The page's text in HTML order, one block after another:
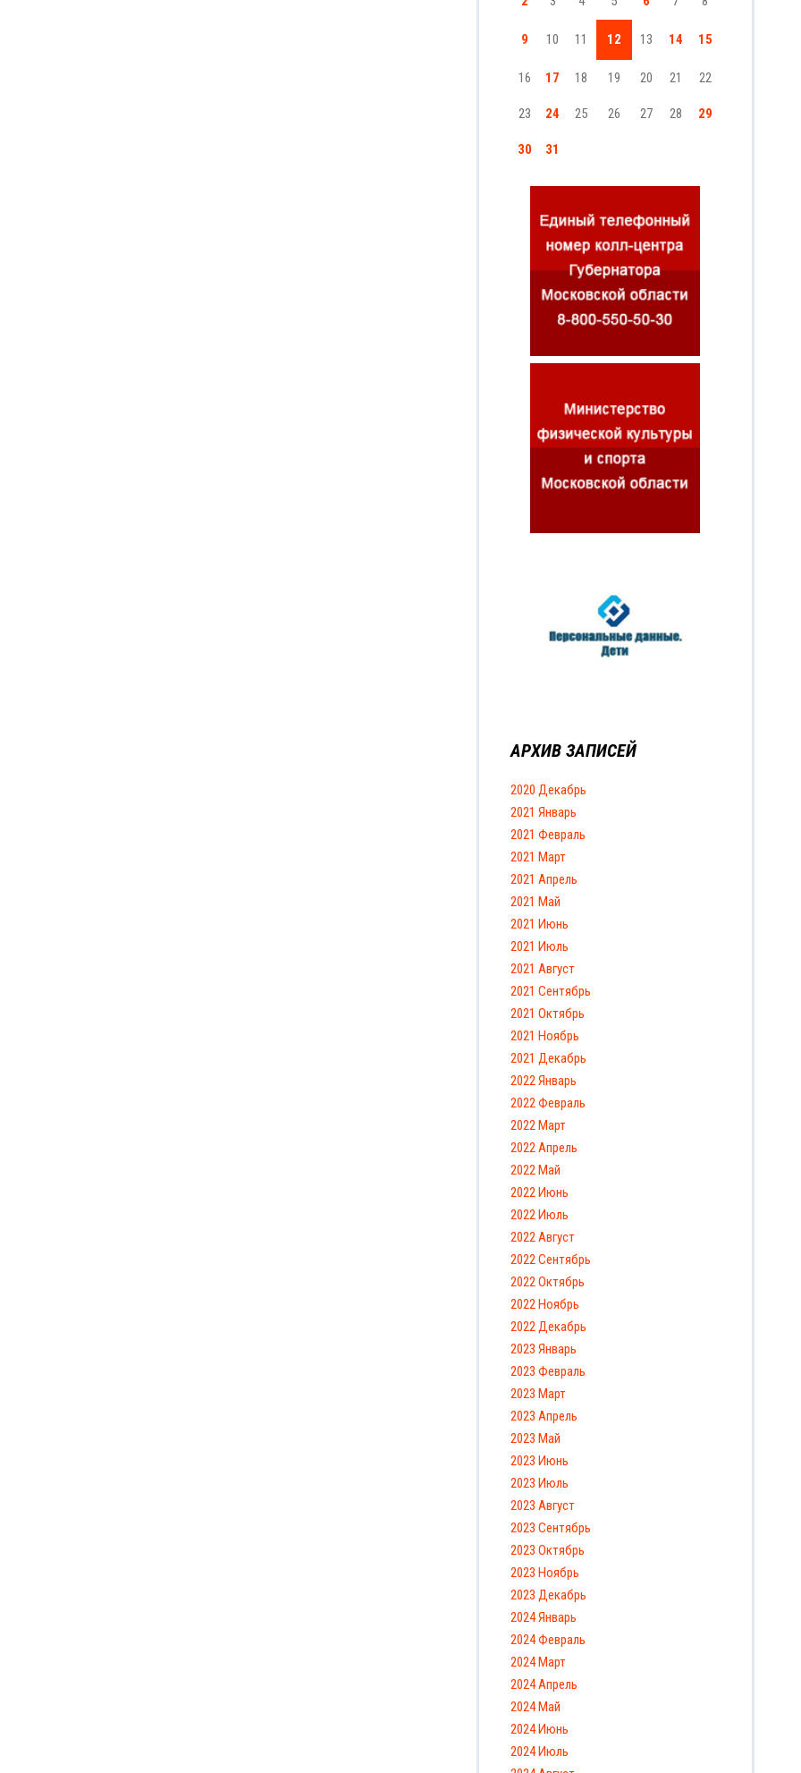
9 10 11 12 13 14 15
16 17 18 19 20 21 22
23 24 25 26 27 28 29
30 31
АРХИВ ЗАПИСЕЙ
2020 Декабрь
2021 Январь
2021 Февраль
2021 Март
2021 Апрель
2021 Май
2021 Июнь
2021 Июль
2021 Август
2021 Сентябрь
2021 Октябрь
2021 Ноябрь
2021 Декабрь
2022 Январь
2022 Февраль
2022 Март
2022 Апрель
2022 Май
2022 Июнь
2022 Июль
2022 Август
2022 Сентябрь
2022 Октябрь
2022 Ноябрь
2022 Декабрь
2023 Январь
2023 Февраль
2023 Март
2023 Апрель
2023 Май
2023 Июнь
2023 Июль
2023 Август
2023 Сентябрь
2023 Октябрь
2023 Ноябрь
2023 Декабрь
2024 Январь
2024 Февраль
2024 Март
2024 Апрель
2024 Май
2024 Июнь
2024 Июль